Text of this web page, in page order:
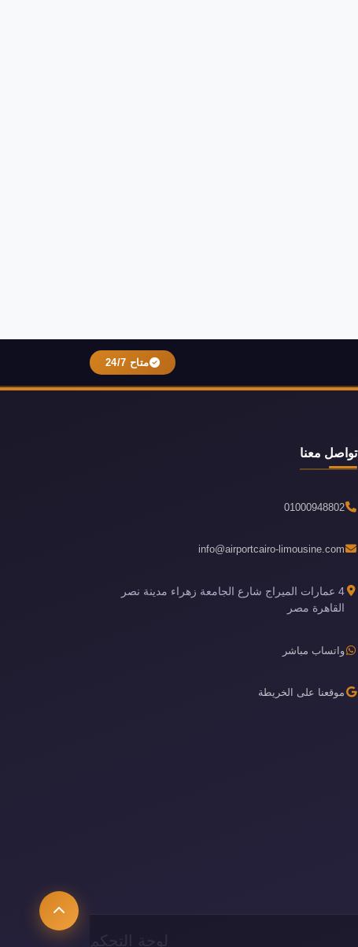
متاح 24/7
تواصل معنا
01000948802
info@airportcairo-limousine.com
4 عمارات الميراج شارع الجامعة زهراء مدينة نصر
القاهرة مصر
واتساب مباشر
موقعنا على الخريطة
لوحة التحكم